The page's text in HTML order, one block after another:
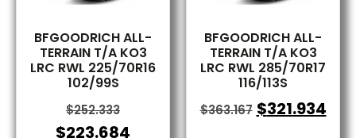
BFGOODRICH ALL-
TERRAIN T/A KO3
LRC RWL 225/70R16
102/99S
$252.333
$223.684
BFGOODRICH ALL-
TERRAIN T/A KO3
LRC RWL 285/70R17
116/113S
$363.167 $321.934